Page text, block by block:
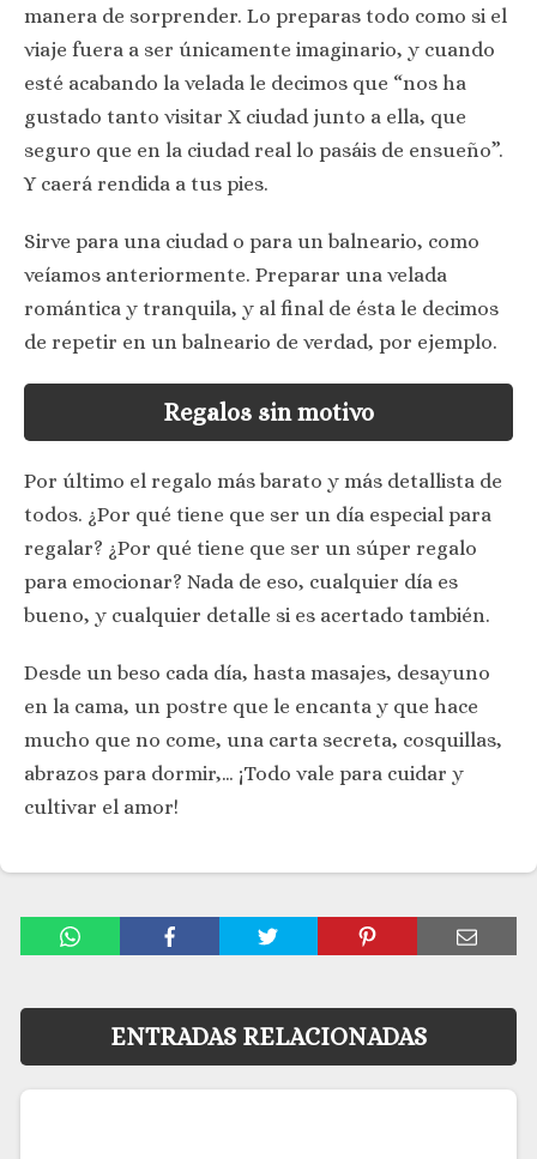
manera de sorprender. Lo preparas todo como si el
viaje fuera a ser únicamente imaginario, y cuando
esté acabando la velada le decimos que “nos ha
gustado tanto visitar X ciudad junto a ella, que
seguro que en la ciudad real lo pasáis de ensueño”.
Y caerá rendida a tus pies.
Sirve para una ciudad o para un balneario, como
veíamos anteriormente. Preparar una velada
romántica y tranquila, y al final de ésta le decimos
de repetir en un balneario de verdad, por ejemplo.
Regalos sin motivo
Por último el regalo más barato y más detallista de
todos. ¿Por qué tiene que ser un día especial para
regalar? ¿Por qué tiene que ser un súper regalo
para emocionar? Nada de eso, cualquier día es
bueno, y cualquier detalle si es acertado también.
Desde un beso cada día, hasta masajes, desayuno
en la cama, un postre que le encanta y que hace
mucho que no come, una carta secreta, cosquillas,
abrazos para dormir,… ¡Todo vale para cuidar y
cultivar el amor!
ENTRADAS RELACIONADAS